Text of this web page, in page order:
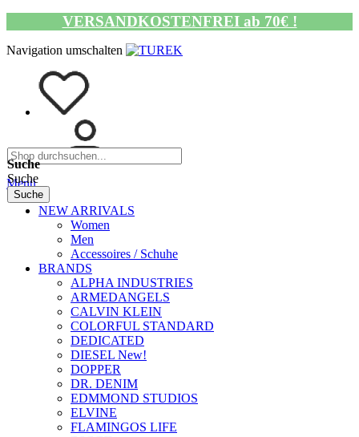
VERSANDKOSTENFREI ab 70€ !
Navigation umschalten
Suche
Suche
Suche
Menü
NEW ARRIVALS
Women
Men
Accessoires / Schuhe
BRANDS
ALPHA INDUSTRIES
ARMEDANGELS
CALVIN KLEIN
COLORFUL STANDARD
DEDICATED
DIESEL New!
DOPPER
DR. DENIM
EDMMOND STUDIOS
ELVINE
FLAMINGOS LIFE